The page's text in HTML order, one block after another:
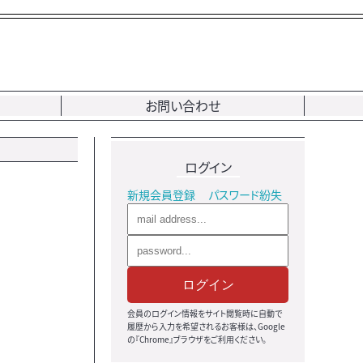
お問い合わせ
ログイン
新規会員登録 パスワード紛失
ログイン
会員のログイン情報をサイト閲覧時に自動で
履歴から入力を希望されるお客様は、Google
の『Chrome』ブラウザをご利用ください。